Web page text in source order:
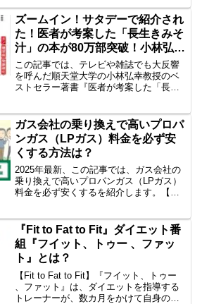
る？驚きの実態として“クリック代行”ビジ
ネスが今、広がっています。
ズームイン！サタデーで紹介され
た！医者が考案した「長生きみそ
汁」の本が80万部突破！小林弘幸
著
この記事では、テレビや雑誌でも大反響
を呼んだ順天堂大学の小林弘幸教授のベ
ストセラー著書『医者が考案した「長生
す。ズームイン！サタデーで紹介され
た！医者が考案した「長生きみそ汁」の
本が80万部突破！小林弘幸著。
ガス会社の乗り換えで高いプロパ
ンガス（LPガス）料金を必ず安
くする方法は？
2025年最新、この記事では、ガス会社の
乗り換えで高いプロパンガス（LPガス）
料金を必ず安くするを紹介します。【ガ
心！
『Fit to Fat to Fit』ダイエット番
組『フイット、トゥー 、ファッ
ト』とは？
【Fit to Fat to Fit】『フイット、トゥー
、ファット』は、ダイエットを指導する
トレーナーが、数カ月をかけて自身の鍛